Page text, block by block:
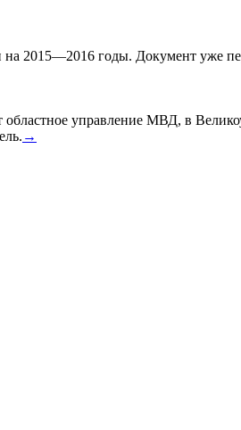
2015—2016 годы. Документ уже
управление МВД, в
→